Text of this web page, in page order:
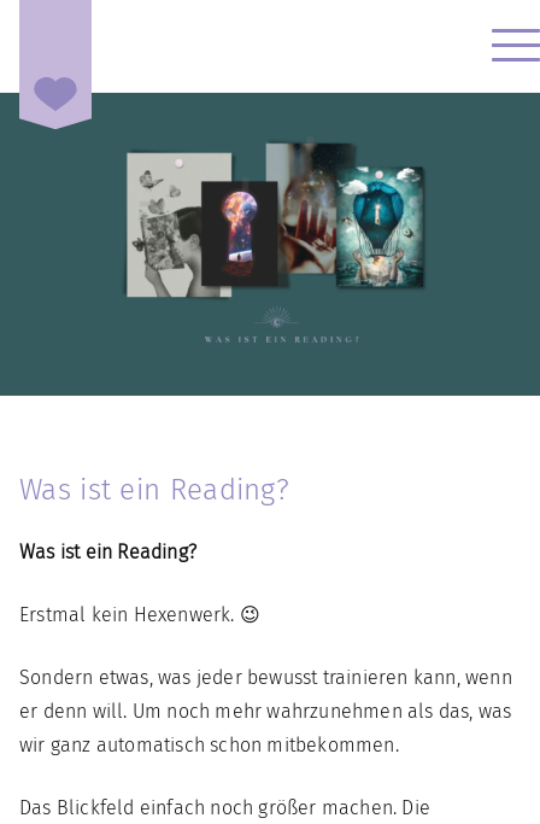
Was ist ein Reading?
Was ist ein Reading?
Erstmal kein Hexenwerk. 😉
Sondern etwas, was jeder bewusst trainieren kann, wenn
er denn will. Um noch mehr wahrzunehmen als das, was
wir ganz automatisch schon mitbekommen.
Das Blickfeld einfach noch größer machen. Die